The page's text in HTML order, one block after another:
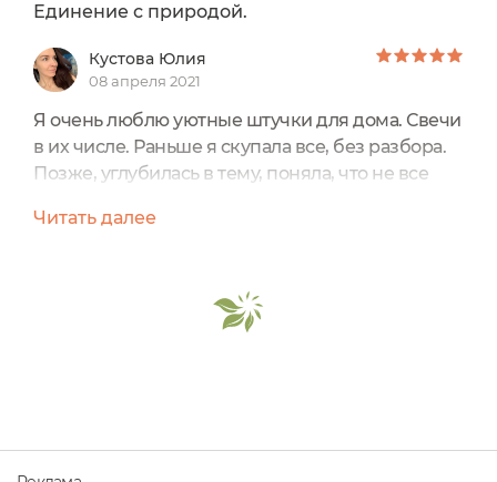
Единение с природой.
Кустова Юлия
08 апреля 2021
Я очень люблю уютные штучки для дома. Свечи
в их числе. Раньше я скупала все, без разбора.
Позже, углубилась в тему, поняла, что не все
доме с детьми.Сейчас выбираю только
дышать не химией и мои дети тоже.Свеча
SIBERINA Мята-Эвкалипт заинтересовала
Читать далее